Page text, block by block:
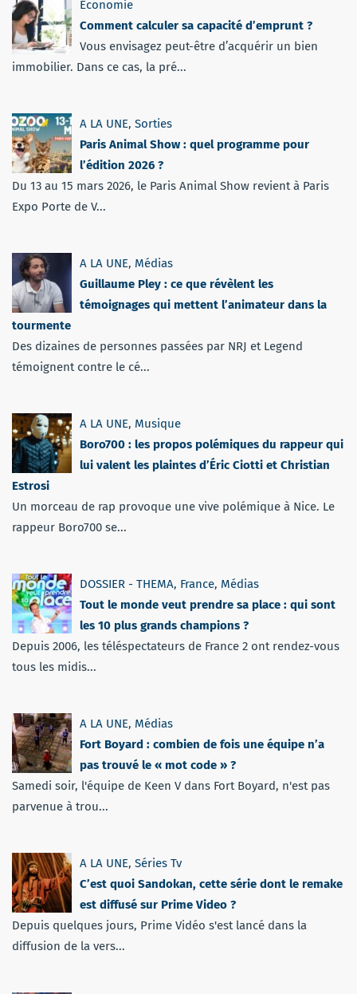
Economie
Comment calculer sa capacité d’emprunt ?
Vous envisagez peut-être d’acquérir un bien
immobilier. Dans ce cas, la pré...
A LA UNE, Sorties
Paris Animal Show : quel programme pour
l’édition 2026 ?
Du 13 au 15 mars 2026, le Paris Animal Show revient à Paris
Expo Porte de V...
A LA UNE, Médias
Guillaume Pley : ce que révèlent les
témoignages qui mettent l’animateur dans la
tourmente
Des dizaines de personnes passées par NRJ et Legend
témoignent contre le cé...
A LA UNE, Musique
Boro700 : les propos polémiques du rappeur qui
lui valent les plaintes d’Éric Ciotti et Christian
Estrosi
Un morceau de rap provoque une vive polémique à Nice. Le
rappeur Boro700 se...
DOSSIER - THEMA, France, Médias
Tout le monde veut prendre sa place : qui sont
les 10 plus grands champions ?
Depuis 2006, les téléspectateurs de France 2 ont rendez-vous
tous les midis...
A LA UNE, Médias
Fort Boyard : combien de fois une équipe n’a
pas trouvé le « mot code » ?
Samedi soir, l'équipe de Keen V dans Fort Boyard, n'est pas
parvenue à trou...
A LA UNE, Séries Tv
C’est quoi Sandokan, cette série dont le remake
est diffusé sur Prime Video ?
Depuis quelques jours, Prime Vidéo s'est lancé dans la
diffusion de la vers...